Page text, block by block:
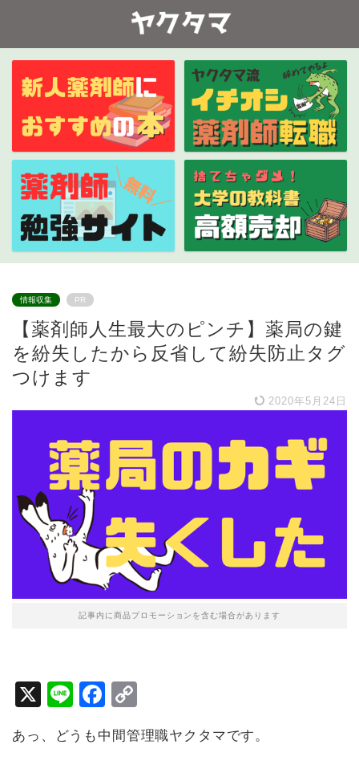
情報収集 PR
【薬剤師人生最大のピンチ】薬局の鍵
を紛失したから反省して紛失防止タグ
つけます
2020年5月24日
記事内に商品プロモーションを含む場合があります
X
Li
e
F
c
p
あっ、どうも中間管理職ヤクタマです。